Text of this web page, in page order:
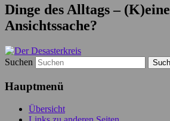
Dinge des Alltags – (K)eine
Ansichtssache?
Suchen
Hauptmenü
Übersicht